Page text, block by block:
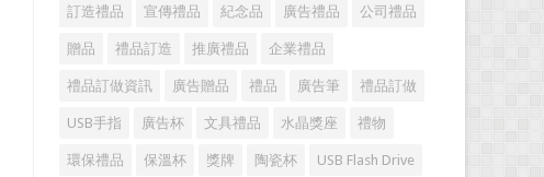
好，老客戶的數量當...
訂造禮品 宣傳禮品 紀念品 廣告禮品 公司禮品
贈品 禮品訂造 推廣禮品 企業禮品
禮品訂做資訊 廣告贈品 禮品 廣告筆 禮品訂做
USB手指 廣告杯 文具禮品 水晶獎座 禮物
環保禮品 保溫杯 獎牌 陶瓷杯 USB Flash Drive